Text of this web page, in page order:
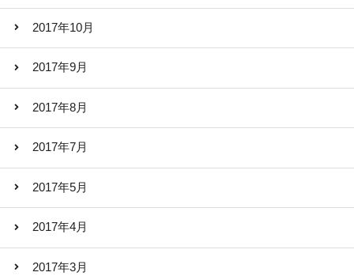
2017年10月
2017年9月
2017年8月
2017年7月
2017年5月
2017年4月
2017年3月